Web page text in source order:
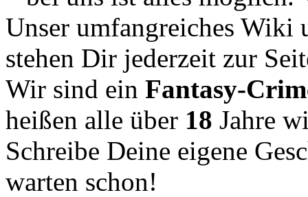
Unser umfangreiches Wiki
stehen Dir jederzeit zur
Wir sind ein Fantasy-
heißen alle über 18 Jahre
Schreibe Deine eigene
warten schon!